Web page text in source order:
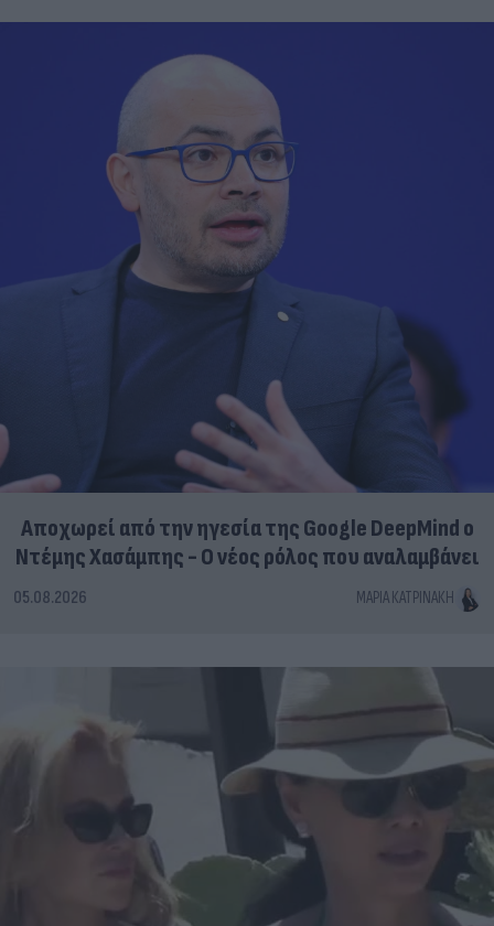
Αποχωρεί από την ηγεσία της Google DeepMind ο
Ντέμης Χασάμπης - Ο νέος ρόλος που αναλαμβάνει
05.08.2026 ΜΑΡΊΑ ΚΑΤΡΙΝΆΚΗ